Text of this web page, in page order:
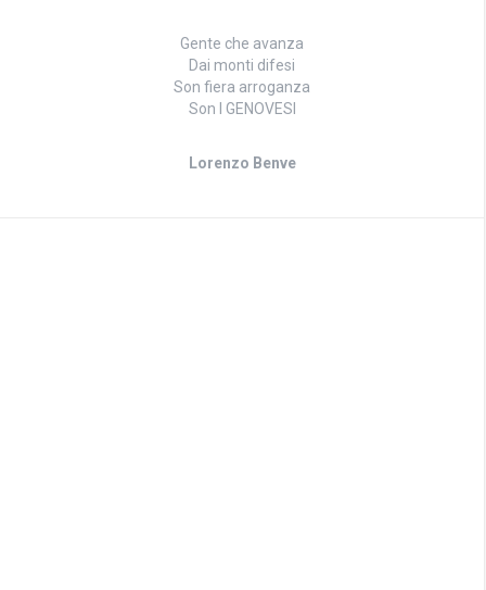
Gente che avanza
Dai monti difesi
Son fiera arroganza
Son I GENOVESI
Lorenzo Benve